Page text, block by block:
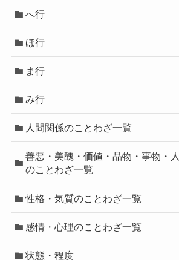
へ行
ほ行
ま行
み行
人間関係のことわざ一覧
善悪・美醜・価値・品物・事物・
のことわざ一覧
性格・気質のことわざ一覧
感情・心理のことわざ一覧
状態・程度